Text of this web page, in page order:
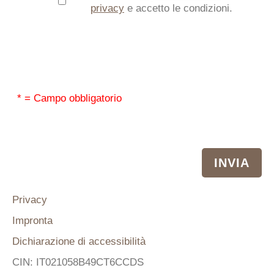
privacy e accetto le condizioni.
* = Campo obbligatorio
Privacy
Impronta
Dichiarazione di accessibilità
CIN: IT021058B49CT6CCDS